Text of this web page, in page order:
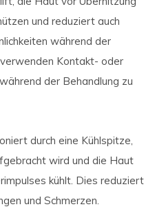
und reduziert auch
während der
Kontakt- oder
der Behandlung zu
durch eine Kühlspitze,
wird und die Haut
kühlt. Dies reduziert
und Schmerzen.